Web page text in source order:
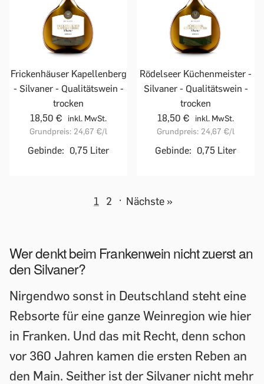
Frickenhäuser Kapellenberg
- Silvaner - Qualitätswein -
trocken
18,50 €
inkl. MwSt.
Grundpreis: 24,67 €/l
Gebinde: 0,75 Liter
Rödelseer Küchenmeister -
Silvaner - Qualitätswein -
trocken
18,50 €
inkl. MwSt.
Grundpreis: 24,67 €/l
Gebinde: 0,75 Liter
1 2 · Nächste »
Wer denkt beim Frankenwein nicht zuerst an
den Silvaner?
Nirgendwo sonst in Deutschland steht eine
Rebsorte für eine ganze Weinregion wie hier
in Franken. Und das mit Recht, denn schon
vor 360 Jahren kamen die ersten Reben an
den Main. Seither ist der Silvaner nicht mehr